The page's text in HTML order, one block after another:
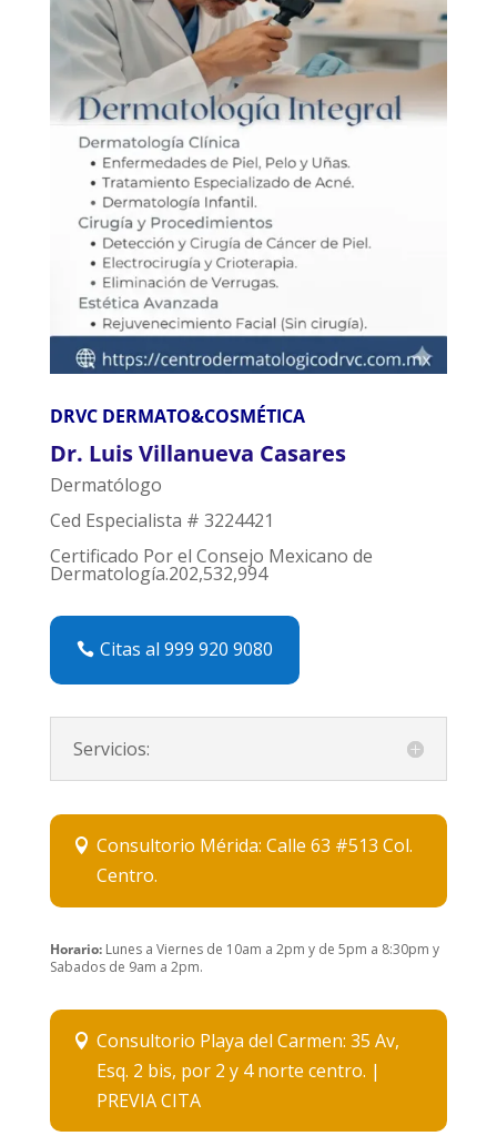
DRVC DERMATO&COSMÉTICA
Dr. Luis Villanueva Casares
Dermatólogo
Ced Especialista # 3224421
Certificado Por el Consejo Mexicano de
Dermatología.202,532,994
Citas al 999 920 9080
Servicios:
Consultorio Mérida: Calle 63 #513 Col.
Centro.
Horario: Lunes a Viernes de 10am a 2pm y de 5pm a 8:30pm y
Sabados de 9am a 2pm.
Consultorio Playa del Carmen: 35 Av,
Esq. 2 bis, por 2 y 4 norte centro. |
PREVIA CITA